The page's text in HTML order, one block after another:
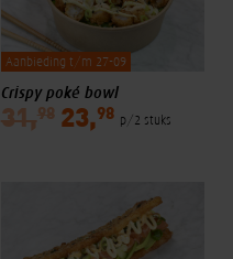
Aanbieding t/m 27-09
Crispy poké bowl
31,9823,98 p/2 stuks